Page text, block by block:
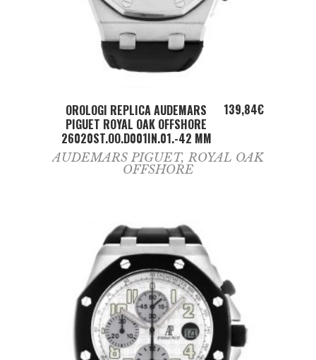
ADD TO CART
OROLOGI REPLICA AUDEMARS
PIGUET ROYAL OAK OFFSHORE
26020ST.OO.D001IN.01.-42 MM
139,84€
AUDEMARS PIGUET, ROYAL OAK
OFFSHORE